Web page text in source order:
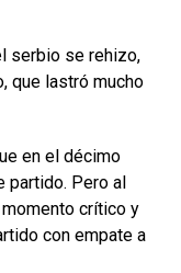
serbio se rehizo,
que lastró mucho
en el décimo
partido. Pero al
crítico y
con empate a